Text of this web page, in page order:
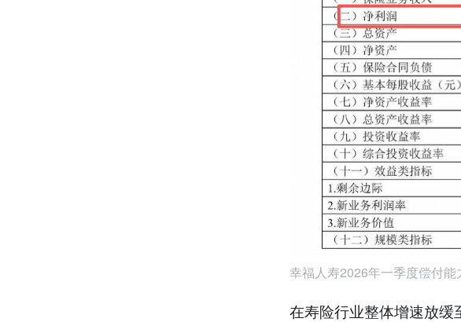
幸福人寿2026年一季度偿付能
在寿险行业整体增速放